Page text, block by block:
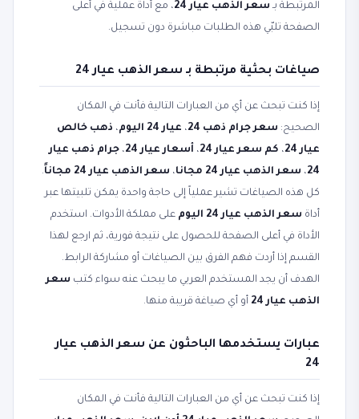
المرتبطة بـ سعر الذهب عيار 24
، مع أداة عملية في أعلى
الصفحة تلبّي هذه الطلبات مباشرة دون تسجيل.
صياغات بحثية مرتبطة بـ سعر الذهب عيار 24
إذا كنت تبحث عن أي من العبارات التالية فأنت في المكان
الصحيح: سعر جرام ذهب 24 ، عيار 24 اليوم ، ذهب خالص
عيار 24
، كم سعر عيار 24 ، أسعار عيار 24 ، جرام ذهب عيار
24، سعر الذهب عيار 24 مجانا ، سعر الذهب عيار 24 مجاناً
.
كل هذه الصياغات تشير عملياً إلى حاجة واحدة يمكن تلبيتها عبر
أداة سعر الذهب عيار 24 اليوم
على مملكة الأدوات. استخدم
الأداة في أعلى الصفحة للحصول على نتيجة فورية، ثم ارجع لهذا
القسم إذا أردت فهم الفرق بين الصياغات أو مشاركة الرابط.
الهدف أن يجد المستخدم العربي ما يبحث عنه سواء كتب سعر
الذهب عيار 24
أو أي صياغة قريبة منها.
عبارات يستخدمها الباحثون عن سعر الذهب عيار
24
إذا كنت تبحث عن أي من العبارات التالية فأنت في المكان